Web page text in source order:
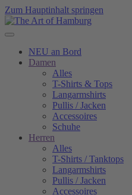
Zum Hauptinhalt springen
NEU an Bord
Damen
Alles
T-Shirts & Tops
Langarmshirts
Pullis / Jacken
Accessoires
Schuhe
Herren
Alles
T-Shirts / Tanktops
Langarmshirts
Pullis / Jacken
Accessoires